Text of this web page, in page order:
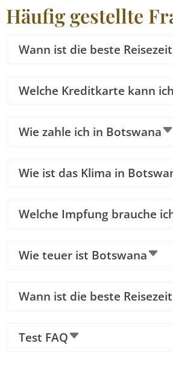
Häufig gestellte
Wann ist die beste
Welche Kreditkarte kann
Wie zahle ich in Botswana
Wie ist das Klima in
Welche Impfung brauche
Wie teuer ist Botswana
Wann ist die beste
Test FAQ